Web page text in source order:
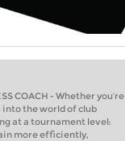
COACH - Whether you’re
the world of club
at a tournament level:
more efficiently,